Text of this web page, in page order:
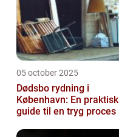
05 october 2025
Dødsbo rydning i
København: En praktisk
guide til en tryg proces